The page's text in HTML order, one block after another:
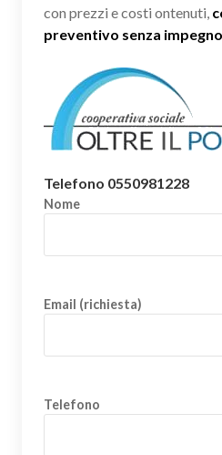
con prezzi e costi ontenuti,
preventivo senza impegno
Telefono 0550981228
Nome
Email (richiesta)
Telefono